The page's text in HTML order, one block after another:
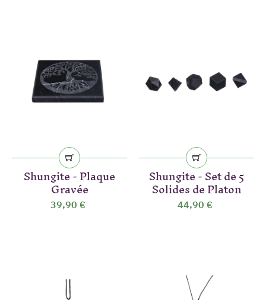
Shungite - Plaque
Gravée
39,90 €
Shungite - Set de 5
Solides de Platon
44,90 €